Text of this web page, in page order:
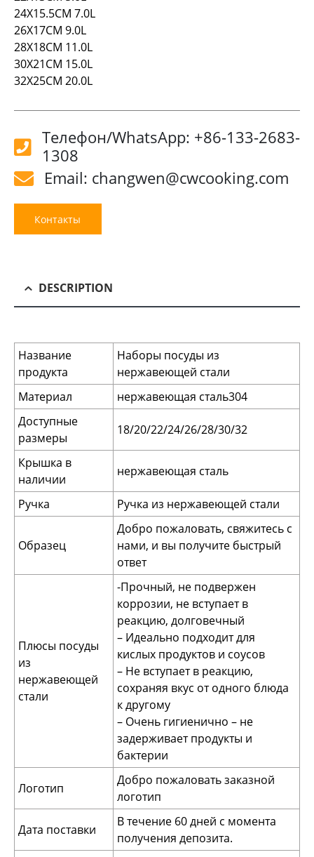
24X15.5CM 7.0L
26X17CM 9.0L
28X18CM 11.0L
30X21CM 15.0L
32X25CM 20.0L
Телефон/WhatsApp: +86-133-2683-
1308
Email: changwen@cwcooking.com
Контакты
DESCRIPTION
Название
продукта
Наборы посуды из
нержавеющей стали
Материал
нержавеющая сталь304
Доступные
размеры
18/20/22/24/26/28/30/32
Крышка в
наличии
нержавеющая сталь
Ручка Ручка из нержавеющей стали
Образец
Добро пожаловать, свяжитесь с
нами, и вы получите быстрый
ответ
Плюсы посуды
из
нержавеющей
стали
-Прочный, не подвержен
коррозии, не вступает в
реакцию, долговечный
– Идеально подходит для
кислых продуктов и соусов
– Не вступает в реакцию,
сохраняя вкус от одного блюда
к другому
– Очень гигиенично – не
задерживает продукты и
бактерии
Логотип
Добро пожаловать заказной
логотип
Дата поставки
В течение 60 дней с момента
получения депозита.